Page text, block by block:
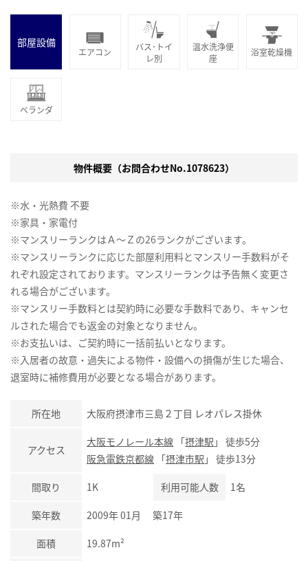
部屋設備
エアコン
バス･トイ
レ別
温水洗浄便
座
浴室乾燥機
ベランダ
物件概要（お問合わせNo.1078623）
※水・光熱費 不要
※家具・家電付
※マンスリーランクはＡ～Ｚの26ランクがございます。
※マンスリーランクに応じた部屋利用料とマンスリー手数料がそ
れぞれ設定されております。マンスリーランクは予告無く変更さ
れる場合がございます。
※マンスリー手数料とは契約時に必要な手数料であり、キャンセ
ルされた場合でも返金の対象となりません。
※お支払いは、ご契約時に一括前払いとなります。
※入居者の故意・過失による物件・設備への損傷が生じた場合、
退室時に補修費用が必要となる場合があります。
所在地 大阪府摂津市三島２丁目 レオパレス掛休
アクセス
大阪モノレール本線 「摂津駅 」 徒歩5分
阪急電鉄京都線 「摂津市駅 」 徒歩13分
間取り 1K 利用可能人数 1名
築年数 2009年 01月 築17年
面積 19.87m²